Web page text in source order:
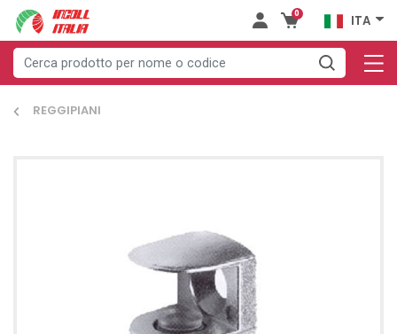
0 ITA
REGGIPIANI